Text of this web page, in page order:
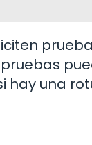
hay una